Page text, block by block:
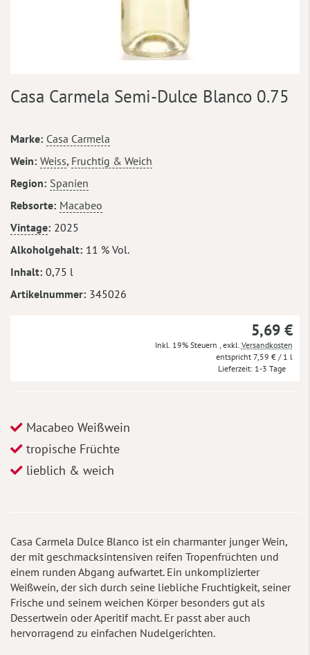
Anfang
springen
Casa Carmela Semi-Dulce Blanco 0.75
Mehr
Informationen
Marke Casa Carmela
Wein Weiss, Fruchtig & Weich
Region Spanien
Rebsorte Macabeo
Vintage 2025
Alkoholgehalt 11 % Vol.
Inhalt 0,75 l
Artikelnummer 345026
5,69 €
Inkl. 19% Steuern exkl. Versandkosten
7,59 € / 1 l
Lieferzeit 1-3 Tage
Macabeo Weißwein
tropische Früchte
lieblich & weich
Casa Carmela Dulce Blanco ist ein charmanter junger Wein,
der mit geschmacksintensiven reifen Tropenfrüchten und
einem runden Abgang aufwartet. Ein unkomplizierter
Weißwein, der sich durch seine liebliche Fruchtigkeit, seiner
Frische und seinem weichen Körper besonders gut als
Dessertwein oder Aperitif macht. Er passt aber auch
hervorragend zu einfachen Nudelgerichten.